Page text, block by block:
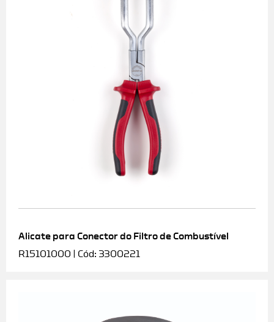
Alicate para Conector do Filtro de Combustível
R15101000 | Cód: 3300221